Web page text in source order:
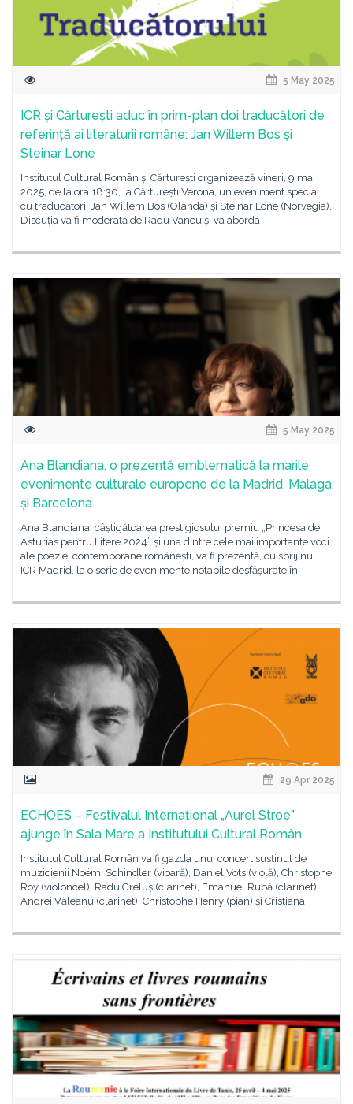
5 May 2025
ICR și Cărturești aduc în prim-plan doi traducători de
referință ai literaturii române: Jan Willem Bos și
Steinar Lone
Institutul Cultural Român și Cărturești organizează vineri, 9 mai
2025, de la ora 18:30, la Cărturești Verona, un eveniment special
cu traducătorii Jan Willem Bos (Olanda) și Steinar Lone (Norvegia).
Discuția va fi moderată de Radu Vancu și va aborda
5 May 2025
Ana Blandiana, o prezență emblematică la marile
evenimente culturale europene de la Madrid, Malaga
și Barcelona
Ana Blandiana, câștigătoarea prestigiosului premiu „Princesa de
Asturias pentru Litere 2024” și una dintre cele mai importante voci
ale poeziei contemporane românești, va fi prezentă, cu sprijinul
ICR Madrid, la o serie de evenimente notabile desfășurate în
29 Apr 2025
ECHOES – Festivalul Internațional „Aurel Stroe”
ajunge în Sala Mare a Institutului Cultural Român
Institutul Cultural Român va fi gazda unui concert susținut de
muzicienii Noëmi Schindler (vioară), Daniel Vots (violă), Christophe
Roy (violoncel), Radu Greluș (clarinet), Emanuel Rupă (clarinet),
Andrei Văleanu (clarinet), Christophe Henry (pian) și Cristiana